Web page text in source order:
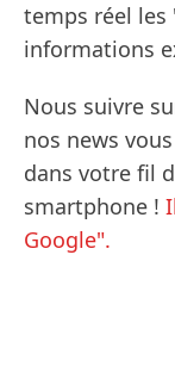
temps réel les
informations
Nous suivre
nos news
dans votre fil
smartphone !
Google".